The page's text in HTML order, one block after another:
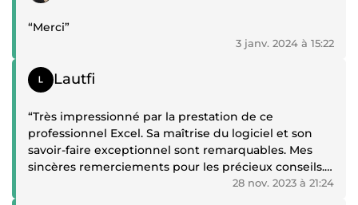
“Merci”
3 janv. 2024 à 15:22
Témoignage positif
Lautfi
“Très impressionné par la prestation de ce
professionnel Excel. Sa maîtrise du logiciel et son
savoir-faire exceptionnel sont remarquables. Mes
sincères remerciements pour les précieux conseils.
Son professionnalisme est indéniable.”28 nov. 2023 à 21:24